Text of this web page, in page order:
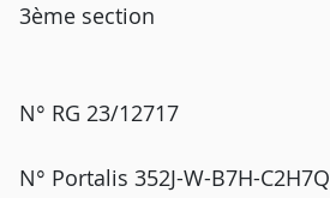
3ème section
N° RG 23/12717
N° Portalis 352J-W-B7H-C2H7Q